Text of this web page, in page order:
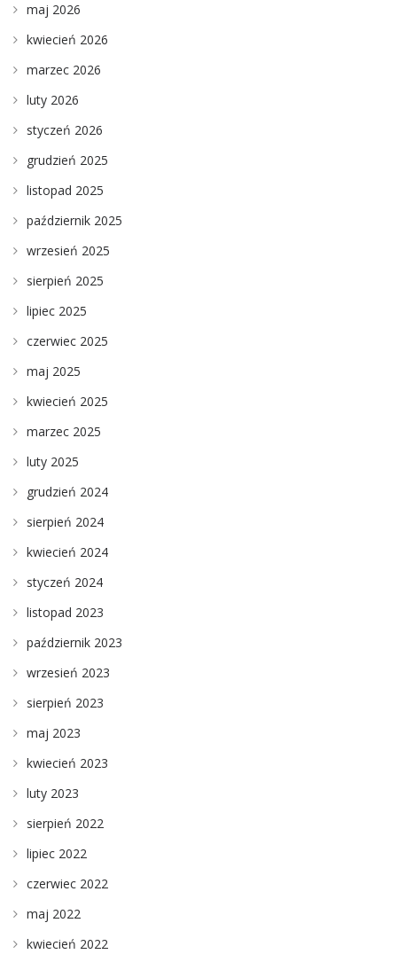
maj 2026
kwiecień 2026
marzec 2026
luty 2026
styczeń 2026
grudzień 2025
listopad 2025
październik 2025
wrzesień 2025
sierpień 2025
lipiec 2025
czerwiec 2025
maj 2025
kwiecień 2025
marzec 2025
luty 2025
grudzień 2024
sierpień 2024
kwiecień 2024
styczeń 2024
listopad 2023
październik 2023
wrzesień 2023
sierpień 2023
maj 2023
kwiecień 2023
luty 2023
sierpień 2022
lipiec 2022
czerwiec 2022
maj 2022
kwiecień 2022